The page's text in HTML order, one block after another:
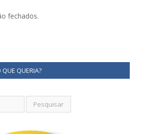
fechados.
QUERIA?